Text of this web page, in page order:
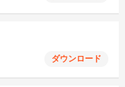
ダウンロード